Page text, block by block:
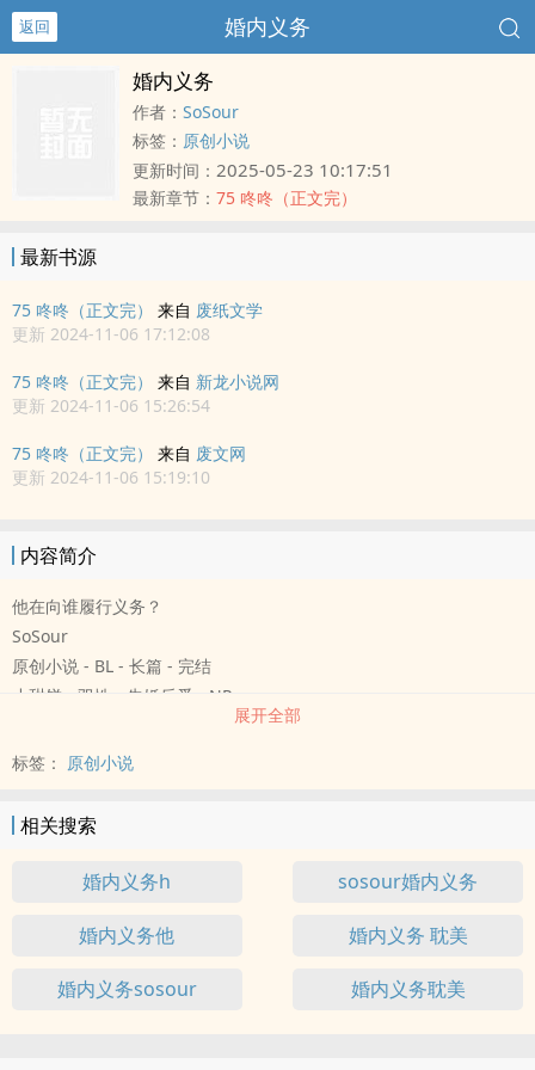
返回 婚内义务
婚内义务
作者： SoSour
标签： 原创小说
更新时间： 2025-05-23 10:17:51
最新章节： 75 咚咚（正文完）
最新书源
75 咚咚（正文完） 来自 废纸文学
更新 2024-11-06 17:12:08
75 咚咚（正文完） 来自 新龙小说网
更新 2024-11-06 15:26:54
75 咚咚（正文完） 来自 废文网
更新 2024-11-06 15:19:10
内容简介
他在向谁履行义务？
SoSour
原创小说 - BL - 长篇 - 完结
小甜饼 - 双性 - 先婚后爱 - NP
最初在婚姻推荐表上看到两位匹配度皆为100%的L先生时，姜南雨并
可是直到后来，他一伸出手，就会有两张一模一样的脸直勾勾地盯过
姜南雨又觉得他好像不得不多想一点
连誉/连霄×姜南雨
（世界观私设，一切为剧情需要服务）
展开全部
标签： 原创小说
相关搜索
婚内义务h sosour婚内义务
婚内义务他 婚内义务 耽美
婚内义务sosour 婚内义务耽美